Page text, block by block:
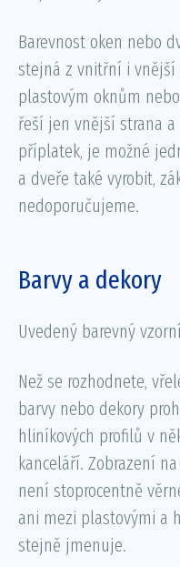
Barevnost oken nebo
stejná z vnitřní i vnější
plastovým oknům
řeší jen vnější strana
příplatek, je možné
a dveře také vyrobit,
nedoporučujeme.
Barvy a dekory
Uvedený barevný
Než se rozhodnete,
barvy nebo dekory
hliníkových profilů v
kanceláří. Zobrazení
není stoprocentně
ani mezi plastovými a
stejně jmenuje.